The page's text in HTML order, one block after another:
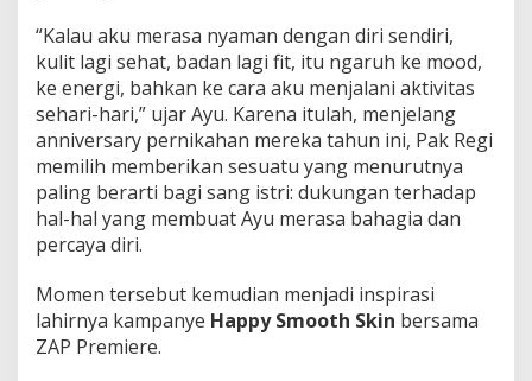
“Kalau aku merasa nyaman dengan diri sendiri,
kulit lagi sehat, badan lagi fit, itu ngaruh ke mood,
ke energi, bahkan ke cara aku menjalani aktivitas
sehari-hari,” ujar Ayu. Karena itulah, menjelang
anniversary pernikahan mereka tahun ini, Pak Regi
memilih memberikan sesuatu yang menurutnya
paling berarti bagi sang istri: dukungan terhadap
hal-hal yang membuat Ayu merasa bahagia dan
percaya diri.
Momen tersebut kemudian menjadi inspirasi
lahirnya kampanye Happy Smooth Skin bersama
ZAP Premiere.